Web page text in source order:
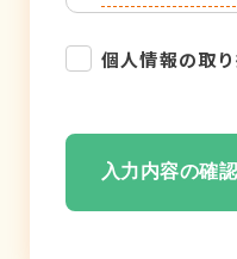
TEL：052-
・各種お問い合
個人情報の取
入力内容の確認